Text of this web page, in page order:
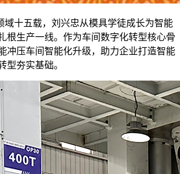
十五载，刘兴忠从模具学徒成长为智能
根生产一线。作为车间数字化转型核心骨
冲压车间智能化升级，助力企业打造智能
型夯实基础。